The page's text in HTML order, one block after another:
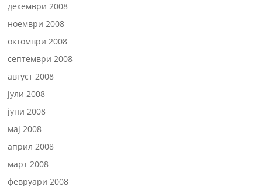
декември 2008
ноември 2008
октомври 2008
септември 2008
август 2008
јули 2008
јуни 2008
мај 2008
април 2008
март 2008
февруари 2008